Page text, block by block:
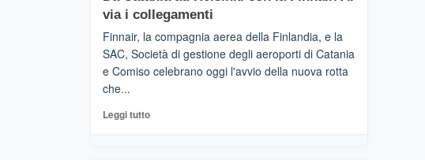
sull’Etna
–
siamo
quasi….
pronti
dell’Etna
via i collegamenti
Finnair, la compagnia aerea della Finlandia, e la
SAC, Società di gestione degli aeroporti di Catania
e Comiso celebrano oggi l'avvio della nuova rotta
che...
Leggi tuttoLeggi